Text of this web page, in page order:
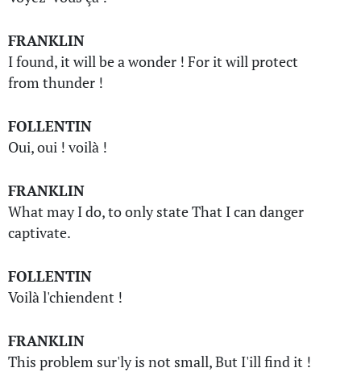
FRANKLIN
I found, it will be a wonder ! For it will protect
from thunder !
FOLLENTIN
Oui, oui ! voilà !
FRANKLIN
What may I do, to only state That I can danger
captivate.
FOLLENTIN
Voilà l'chiendent !
FRANKLIN
This problem sur'ly is not small, But I'ill find it !